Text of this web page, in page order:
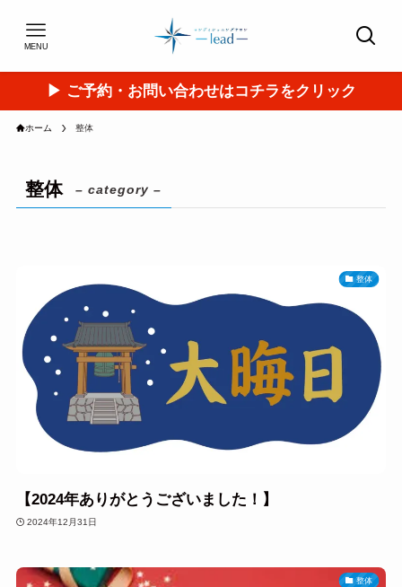
MENU
▶︎ ご予約・お問い合わせはコチラをクリック
ホーム 整体
整体 – category –
整体
【2024年ありがとうございました！】
2024年12月31日
整体